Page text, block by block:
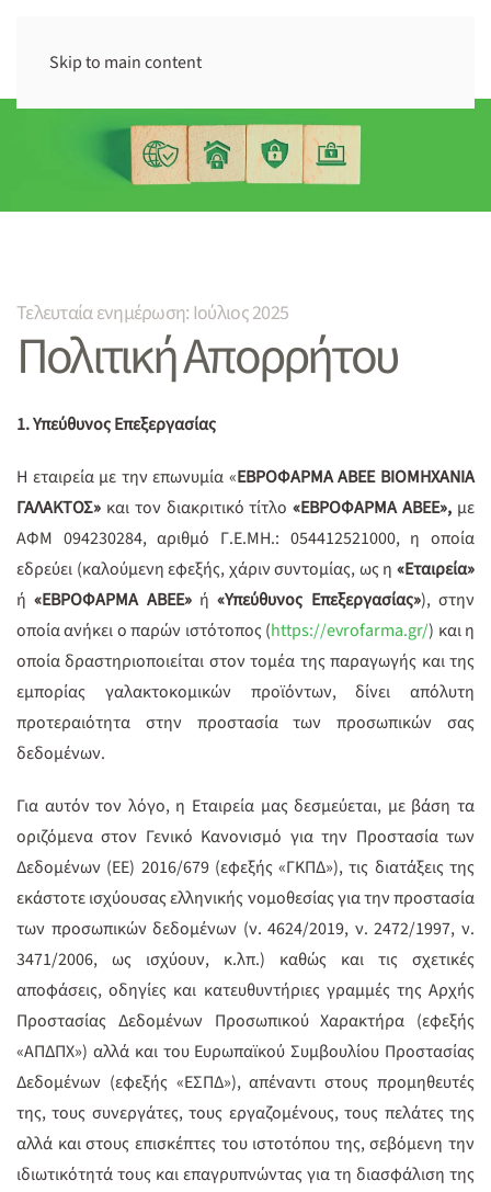
Skip to main content
Τελευταία ενημέρωση: Ιούλιος 2025
Πολιτική Απορρήτου
1. Υπεύθυνος Επεξεργασίας
Η εταιρεία με την επωνυμία «ΕΒΡΟΦΑΡΜΑ ΑΒΕΕ ΒΙΟΜΗΧΑΝΙΑ
ΓΑΛΑΚΤΟΣ» και τον διακριτικό τίτλο «ΕΒΡΟΦΑΡΜΑ ΑΒΕΕ», με
ΑΦΜ 094230284, αριθμό Γ.Ε.ΜΗ.: 054412521000, η οποία
εδρεύει (καλούμενη εφεξής, χάριν συντομίας, ως η«Εταιρεία»
ή«ΕΒΡΟΦΑΡΜΑ ΑΒΕΕ» ή «Υπεύθυνος Επεξεργασίας»), στην
οποία ανήκει ο παρών ιστότοπος (https://evrofarma.gr/) και η
οποία δραστηριοποιείται στον τομέα της παραγωγής και της
εμπορίας γαλακτοκομικών προϊόντων, δίνει απόλυτη
προτεραιότητα στην προστασία των προσωπικών σας
δεδομένων.
Για αυτόν τον λόγο, η Εταιρεία μας δεσμεύεται, με βάση τα
οριζόμενα στον Γενικό Κανονισμό για την Προστασία των
Δεδομένων (EE) 2016/679 (εφεξής «ΓΚΠΔ»), τις διατάξεις της
εκάστοτε ισχύουσας ελληνικής νομοθεσίας για την προστασία
των προσωπικών δεδομένων (ν. 4624/2019, ν. 2472/1997, ν.
3471/2006, ως ισχύουν, κ.λπ.) καθώς και τις σχετικές
αποφάσεις, οδηγίες και κατευθυντήριες γραμμές της Αρχής
Προστασίας Δεδομένων Προσωπικού Χαρακτήρα (εφεξής
«ΑΠΔΠΧ») αλλά και του Ευρωπαϊκού Συμβουλίου Προστασίας
Δεδομένων (εφεξής «ΕΣΠΔ»), απέναντι στους προμηθευτές
της, τους συνεργάτες, τους εργαζομένους, τους πελάτες της
αλλά και στους επισκέπτες του ιστοτόπου της, σεβόμενη την
ιδιωτικότητά τους και επαγρυπνώντας για τη διασφάλιση της